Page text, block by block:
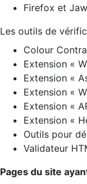
Firefox et
Les outils de
Colour
Extension «
Extension «
Extension «
Extension «
Extension «
Outils pour
Validateur
Pages du site